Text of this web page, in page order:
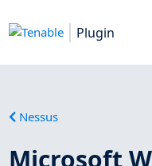
Plugin
Nessus
Microsoft